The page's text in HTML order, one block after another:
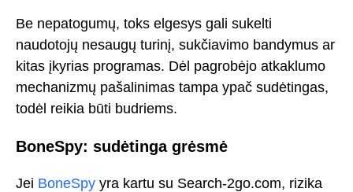
Be nepatogumų, toks elgesys gali sukelti
naudotojų nesaugų turinį, sukčiavimo bandymus ar
kitas įkyrias programas. Dėl pagrobėjo atkaklumo
mechanizmų pašalinimas tampa ypač sudėtingas,
todėl reikia būti budriems.
BoneSpy: sudėtinga grėsmė
Jei BoneSpy yra kartu su Search-2go.com, rizika